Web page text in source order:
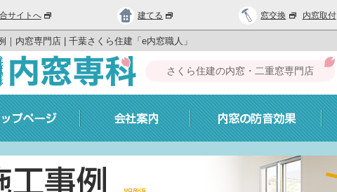
サイトへ 建てる 窓交換 内窓取付
｜内窓専門店 | 千葉さくら住建「e内窓職人」
さくら住建の内窓・二重窓専門店